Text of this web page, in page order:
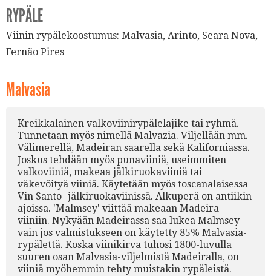
RYPÄLE
Viinin rypälekoostumus: Malvasia, Arinto, Seara Nova,
Fernão Pires
Malvasia
Kreikkalainen valkoviinirypälelajike tai ryhmä.
Tunnetaan myös nimellä Malvazia. Viljellään mm.
Välimerellä, Madeiran saarella sekä Kaliforniassa.
Joskus tehdään myös punaviiniä, useimmiten
valkoviiniä, makeaa jälkiruokaviiniä tai
väkevöityä viiniä. Käytetään myös toscanalaisessa
Vin Santo -jälkiruokaviinissä. Alkuperä on antiikin
ajoissa. 'Malmsey' viittää makeaan Madeira-
viiniin. Nykyään Madeirassa saa lukea Malmsey
vain jos valmistukseen on käytetty 85% Malvasia-
rypälettä. Koska viinikirva tuhosi 1800-luvulla
suuren osan Malvasia-viljelmistä Madeiralla, on
viiniä myöhemmin tehty muistakin rypäleistä.